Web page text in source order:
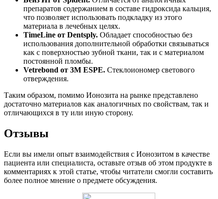
препаратов содержанием в составе гидроксида кальция,
что позволяет использовать подкладку из этого
материала в лечебных целях.
TimeLine от Dentsply. Обладает способностью без
использования дополнительной обработки связываться
как с поверхностью зубной ткани, так и с материалом
постоянной пломбы.
Vetrebond от 3M ESPE. Стеклоиономер светового
отверждения.
Таким образом, помимо Ионозита на рынке представлено
достаточно материалов как аналогичных по свойствам, так и
отличающихся в ту или иную сторону.
Отзывы
Если вы имели опыт взаимодействия с Ионозитом в качестве
пациента или специалиста, оставьте отзыв об этом продукте в
комментариях к этой статье, чтобы читатели смогли составить
более полное мнение о предмете обсуждения.